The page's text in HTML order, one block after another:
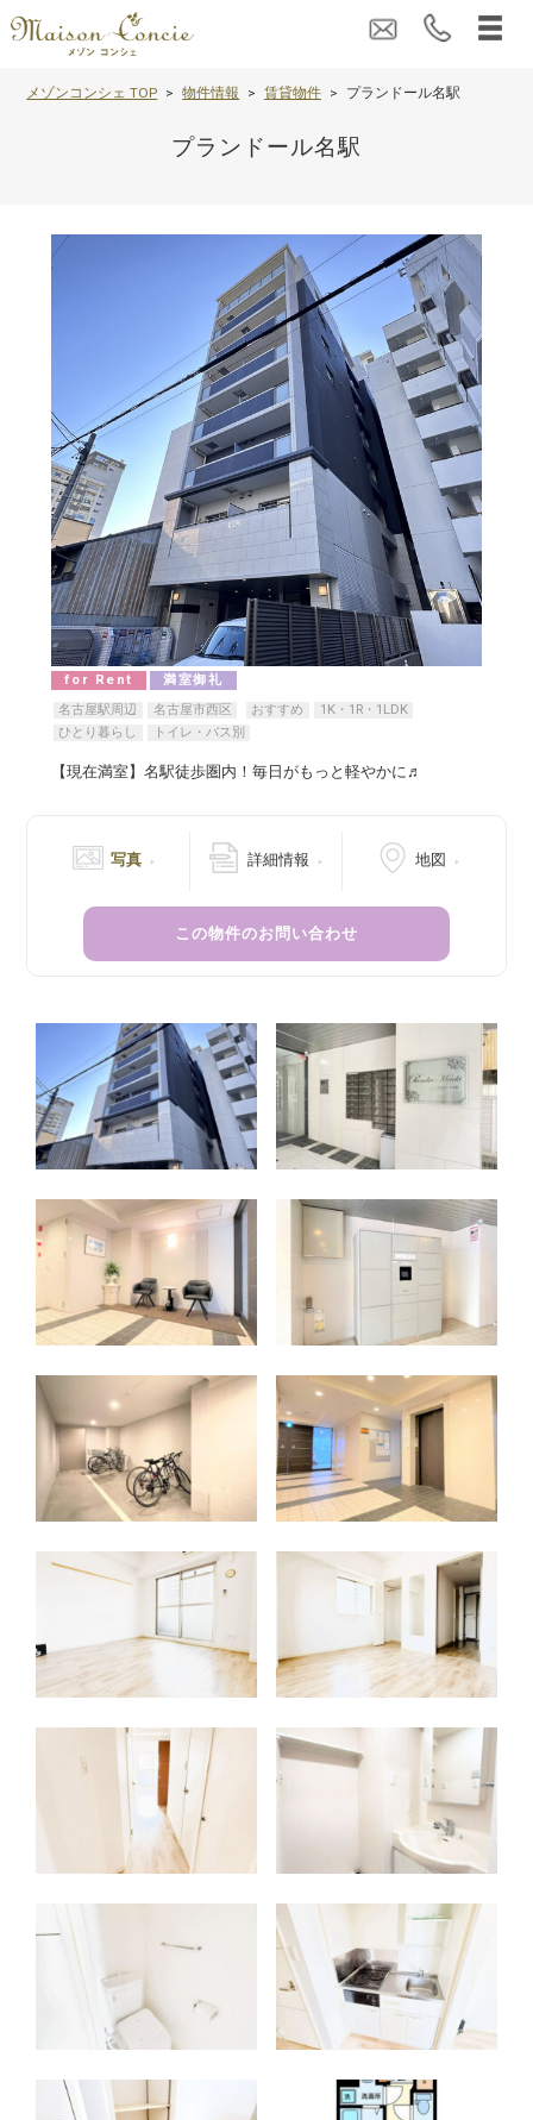
メゾンコンシェ TOP 物件情報 賃貸物件 プランドール名駅
プランドール名駅
for Rent
満室御礼
名古屋駅周辺
名古屋市西区 おすすめ
1K・1R・1LDK
ひとり暮らし
トイレ・バス別
【現在満室】名駅徒歩圏内！毎日がもっと軽やかに♬
写真 詳細情報 地図
この物件のお問い合わせ